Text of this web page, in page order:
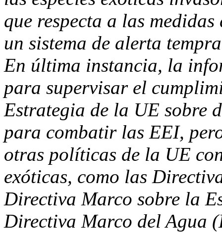
que respecta a las
un sistema de alerta
En última instancia, la
para supervisar el
Estrategia de la UE sobre
para combatir las EEI,
otras políticas de la UE
exóticas, como las
Directiva Marco sobre la
Directiva Marco del Agua